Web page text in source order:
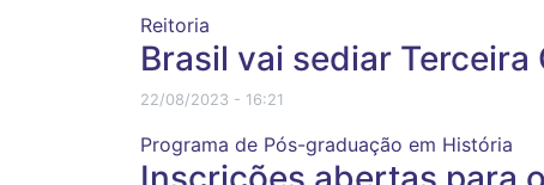
Reitoria
Brasil vai sediar
22/08/2023 - 16:21
Programa de Pós-graduação em História